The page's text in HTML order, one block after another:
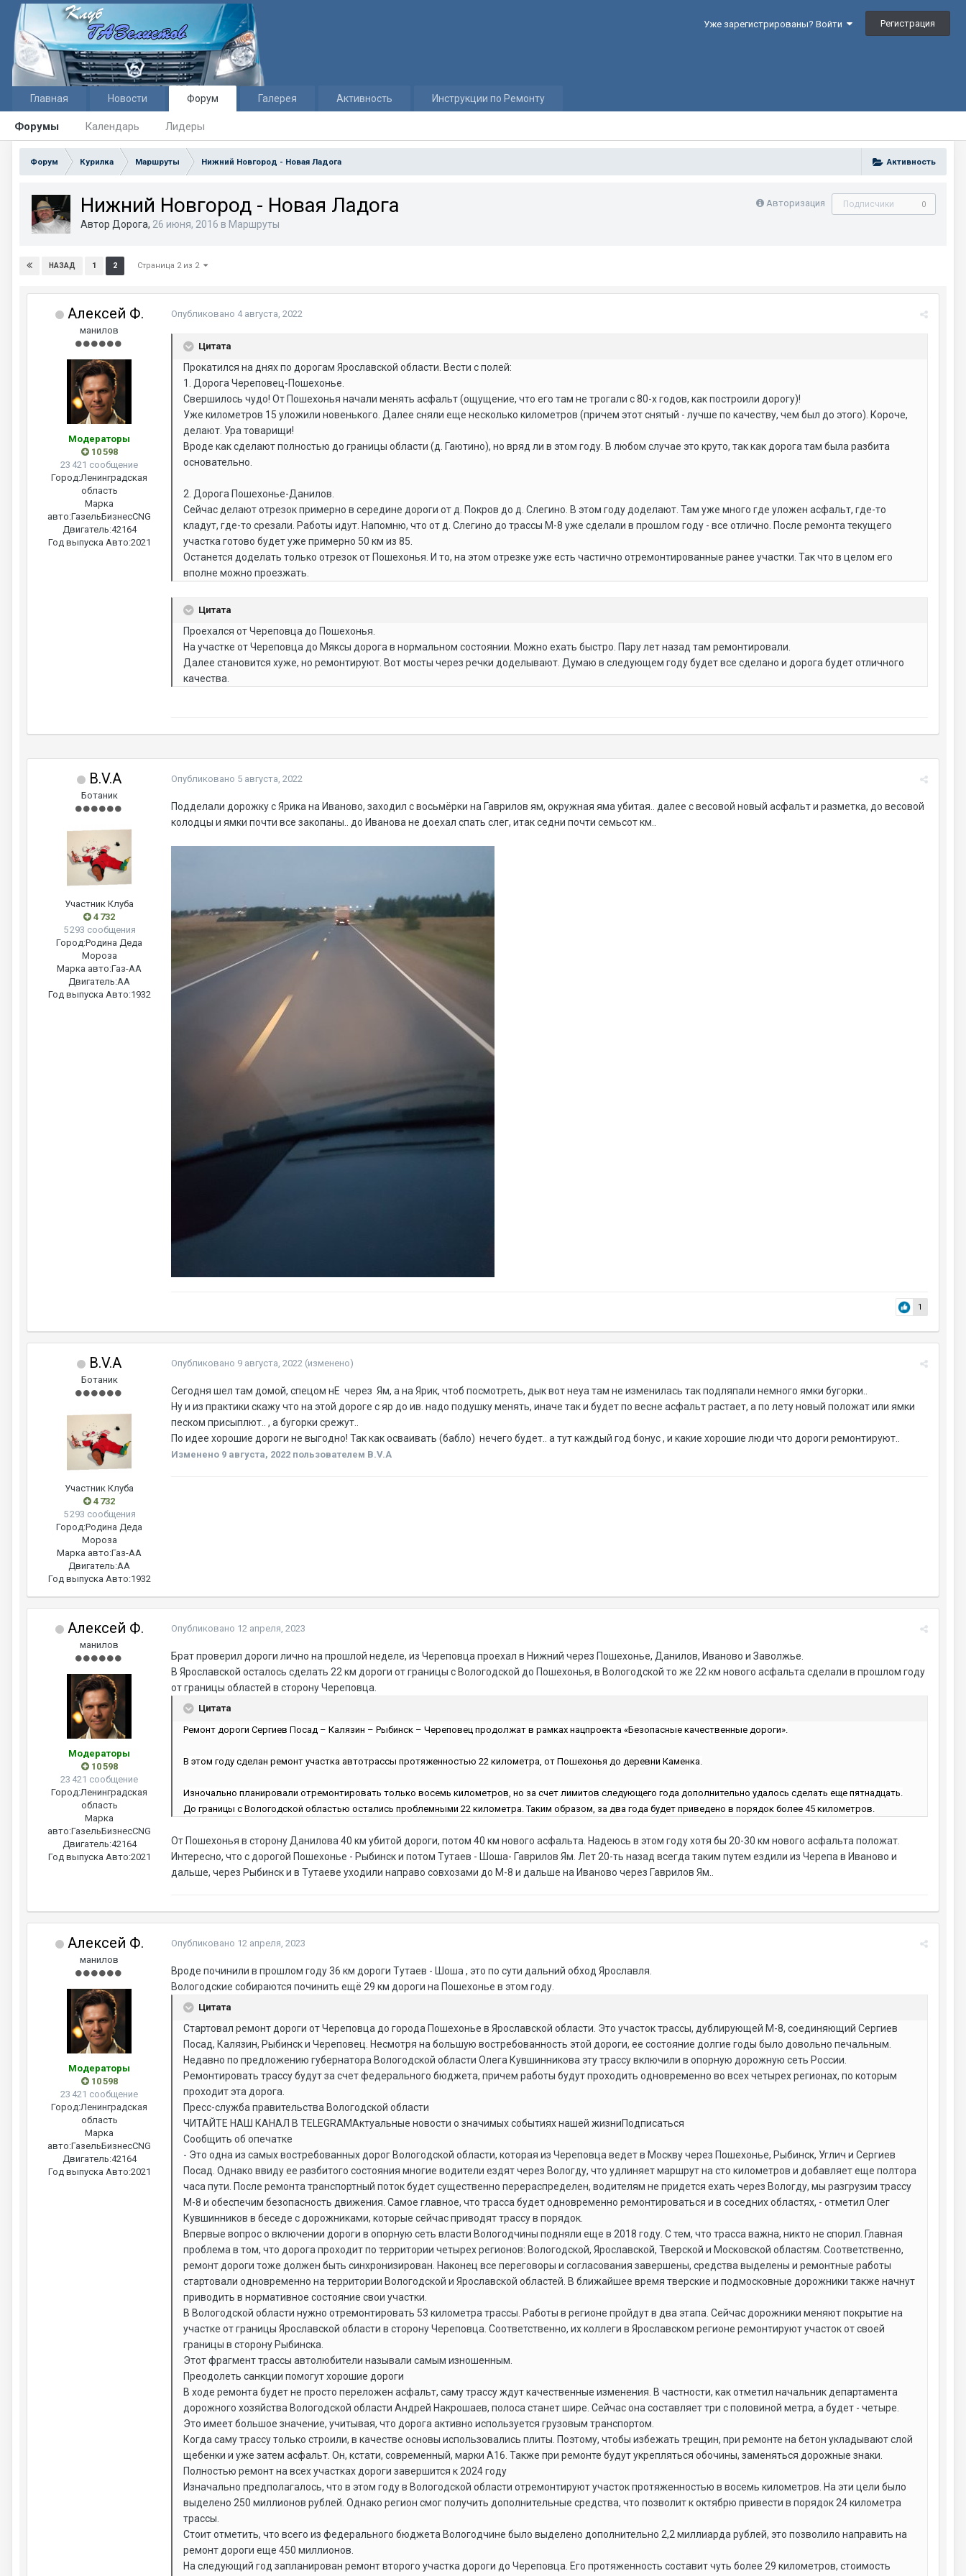
Уже зарегистрированы? Войти Регистрация
Главная Новости Форум
Форумы Календарь Лидеры
Галерея Активность Инструкции по Ремонту
Активность
Форум Курилка Маршруты Нижний Новгород - Новая Ладога
Авторизация Подписчики 0
Нижний Новгород - Новая Ладога
Автор Дорога, 26 июня, 2016 в Маршруты
НАЗАД 1 2 Страница 2 из 2
Алексей Ф.
манилов
Модераторы
10 598
23 421 сообщение
Город:Ленинградская
область
Марка
авто:ГазельБизнесCNG
Двигатель:42164
Год выпуска Авто:2021
Опубликовано 4 августа, 2022
Цитата
Прокатился на днях по дорогам Ярославской области. Вести с полей:
1. Дорога Череповец-Пошехонье.
Свершилось чудо! От Пошехонья начали менять асфальт (ощущение, что его там не трогали с 80-х годов, как построили дорогу)!
Уже километров 15 уложили новенького. Далее сняли еще несколько километров (причем этот снятый - лучше по качеству, чем был до этого). Короче,
делают. Ура товарищи!
Вроде как сделают полностью до границы области (д. Гаютино), но вряд ли в этом году. В любом случае это круто, так как дорога там была разбита
основательно.
2. Дорога Пошехонье-Данилов.
Сейчас делают отрезок примерно в середине дороги от д. Покров до д. Слегино. В этом году доделают. Там уже много где уложен асфальт, где-то
кладут, где-то срезали. Работы идут. Напомню, что от д. Слегино до трассы М-8 уже сделали в прошлом году - все отлично. После ремонта текущего
участка готово будет уже примерно 50 км из 85.
Останется доделать только отрезок от Пошехонья. И то, на этом отрезке уже есть частично отремонтированные ранее участки. Так что в целом его
вполне можно проезжать.
Цитата
Проехался от Череповца до Пошехонья.
На участке от Череповца до Мяксы дорога в нормальном состоянии. Можно ехать быстро. Пару лет назад там ремонтировали.
Далее становится хуже, но ремонтируют. Вот мосты через речки доделывают. Думаю в следующем году будет все сделано и дорога будет отличного
качества.
B.V.A
Ботаник
Участник Клуба
4 732
5 293 сообщения
Город:Родина Деда
Мороза
Марка авто:Газ-АА
Двигатель:АА
Год выпуска Авто:1932
Опубликовано 5 августа, 2022
Подделали дорожку с Ярика на Иваново, заходил с восьмёрки на Гаврилов ям, окружная яма убитая.. далее с весовой новый асфальт и разметка, до весовой
колодцы и ямки почти все закопаны.. до Иванова не доехал спать слег, итак седни почти семьсот км..
1
B.V.A
Ботаник
Участник Клуба
4 732
5 293 сообщения
Город:Родина Деда
Мороза
Марка авто:Газ-АА
Двигатель:АА
Год выпуска Авто:1932
Опубликовано 9 августа, 2022 (изменено)
Сегодня шел там домой, спецом нЕ через Ям, а на Ярик, чтоб посмотреть, дык вот неуа там не изменилась так подляпали немного ямки бугорки..
Ну и из практики скажу что на этой дороге с яр до ив. надо подушку менять, иначе так и будет по весне асфальт растает, а по лету новый положат или ямки
песком присыплют.. , а бугорки срежут..
По идее хорошие дороги не выгодно! Так как осваивать (бабло) нечего будет.. а тут каждый год бонус , и какие хорошие люди что дороги ремонтируют..
Изменено 9 августа, 2022 пользователем B.V.A
Алексей Ф.
манилов
Модераторы
10 598
23 421 сообщение
Город:Ленинградская
область
Марка
авто:ГазельБизнесCNG
Двигатель:42164
Год выпуска Авто:2021
Опубликовано 12 апреля, 2023
Брат проверил дороги лично на прошлой неделе, из Череповца проехал в Нижний через Пошехонье, Данилов, Иваново и Заволжье.
В Ярославской осталось сделать 22 км дороги от границы с Вологодской до Пошехонья, в Вологодской то же 22 км нового асфальта сделали в прошлом году
от границы областей в сторону Череповца.
Цитата
Ремонт дороги Сергиев Посад – Калязин – Рыбинск – Череповец продолжат в рамках нацпроекта «Безопасные качественные дороги».
В этом году сделан ремонт участка автотрассы протяженностью 22 километра, от Пошехонья до деревни Каменка.
Изночально планировали отремонтировать только восемь километров, но за счет лимитов следующего года дополнительно удалось сделать еще пятнадцать.
До границы с Вологодской областью остались проблемными 22 километра. Таким образом, за два года будет приведено в порядок более 45 километров.
От Пошехонья в сторону Данилова 40 км убитой дороги, потом 40 км нового асфальта. Надеюсь в этом году хотя бы 20-30 км нового асфальта положат.
Интересно, что с дорогой Пошехонье - Рыбинск и потом Тутаев - Шоша- Гаврилов Ям. Лет 20-ть назад всегда таким путем ездили из Черепа в Иваново и
дальше, через Рыбинск и в Тутаеве уходили направо совхозами до М-8 и дальше на Иваново через Гаврилов Ям..
Алексей Ф.
манилов
Модераторы
10 598
23 421 сообщение
Город:Ленинградская
область
Марка
авто:ГазельБизнесCNG
Двигатель:42164
Год выпуска Авто:2021
Опубликовано 12 апреля, 2023
Вроде починили в прошлом году 36 км дороги Тутаев - Шоша , это по сути дальний обход Ярославля.
Вологодские собираются починить ещё 29 км дороги на Пошехонье в этом году.
Цитата
Стартовал ремонт дороги от Череповца до города Пошехонье в Ярославской области. Это участок трассы, дублирующей М-8, соединяющий Сергиев
Посад, Калязин, Рыбинск и Череповец. Несмотря на большую востребованность этой дороги, ее состояние долгие годы было довольно печальным.
Недавно по предложению губернатора Вологодской области Олега Кувшинникова эту трассу включили в опорную дорожную сеть России.
Ремонтировать трассу будут за счет федерального бюджета, причем работы будут проходить одновременно во всех четырех регионах, по которым
проходит эта дорога.
Пресс-служба правительства Вологодской области
ЧИТАЙТЕ НАШ КАНАЛ В TELEGRAMАктуальные новости о значимых событиях нашей жизниПодписаться
Сообщить об опечатке
- Это одна из самых востребованных дорог Вологодской области, которая из Череповца ведет в Москву через Пошехонье, Рыбинск, Углич и Сергиев
Посад. Однако ввиду ее разбитого состояния многие водители ездят через Вологду, что удлиняет маршрут на сто километров и добавляет еще полтора
часа пути. После ремонта транспортный поток будет существенно перераспределен, водителям не придется ехать через Вологду, мы разгрузим трассу
М-8 и обеспечим безопасность движения. Самое главное, что трасса будет одновременно ремонтироваться и в соседних областях, - отметил Олег
Кувшинников в беседе с дорожниками, которые сейчас приводят трассу в порядок.
Впервые вопрос о включении дороги в опорную сеть власти Вологодчины подняли еще в 2018 году. С тем, что трасса важна, никто не спорил. Главная
проблема в том, что дорога проходит по территории четырех регионов: Вологодской, Ярославской, Тверской и Московской областям. Соответственно,
ремонт дороги тоже должен быть синхронизирован. Наконец все переговоры и согласования завершены, средства выделены и ремонтные работы
стартовали одновременно на территории Вологодской и Ярославской областей. В ближайшее время тверские и подмосковные дорожники также начнут
приводить в нормативное состояние свои участки.
В Вологодской области нужно отремонтировать 53 километра трассы. Работы в регионе пройдут в два этапа. Сейчас дорожники меняют покрытие на
участке от границы Ярославской области в сторону Череповца. Соответственно, их коллеги в Ярославском регионе ремонтируют участок от своей
границы в сторону Рыбинска.
Этот фрагмент трассы автолюбители называли самым изношенным.
Преодолеть санкции помогут хорошие дороги
В ходе ремонта будет не просто переложен асфальт, саму трассу ждут качественные изменения. В частности, как отметил начальник департамента
дорожного хозяйства Вологодской области Андрей Накрошаев, полоса станет шире. Сейчас она составляет три с половиной метра, а будет - четыре.
Это имеет большое значение, учитывая, что дорога активно используется грузовым транспортом.
Когда саму трассу только строили, в качестве основы использовались плиты. Поэтому, чтобы избежать трещин, при ремонте на бетон укладывают слой
щебенки и уже затем асфальт. Он, кстати, современный, марки А16. Также при ремонте будут укрепляться обочины, заменяться дорожные знаки.
Полностью ремонт на всех участках дороги завершится к 2024 году
Изначально предполагалось, что в этом году в Вологодской области отремонтируют участок протяженностью в восемь километров. На эти цели было
выделено 250 миллионов рублей. Однако регион смог получить дополнительные средства, что позволит к октябрю привести в порядок 24 километра
трассы.
Стоит отметить, что всего из федерального бюджета Вологодчине было выделено дополнительно 2,2 миллиарда рублей, это позволило направить на
ремонт дороги еще 450 миллионов.
На следующий год запланирован ремонт второго участка дороги до Череповца. Его протяженность составит чуть более 29 километров, стоимость